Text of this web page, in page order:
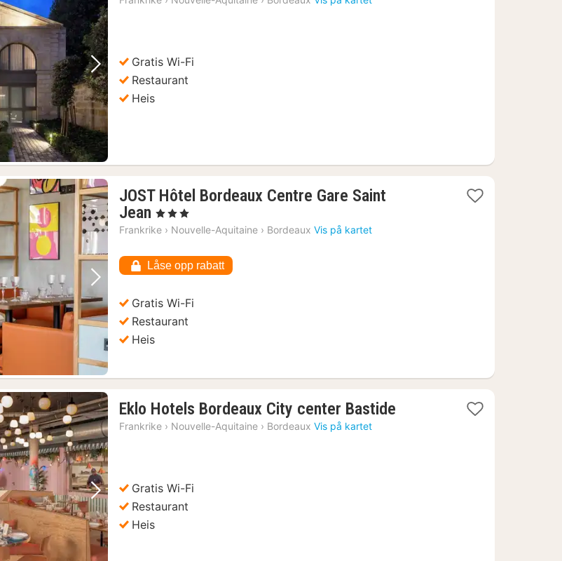
Neste bilde
Gratis Wi-Fi
Restaurant
Heis
Neste bilde
JOST Hôtel Bordeaux Centre Gare Saint
Jean 1
natt
880
kr.
, 3 Stjerner
Frankrike › Nouvelle-Aquitaine › Bordeaux Vis på kartet
Låse opp rabatt
Gratis Wi-Fi
Restaurant
Heis
Neste bilde
Eklo Hotels Bordeaux City center Bastide
Frankrike › Nouvelle-Aquitaine › Bordeaux Vis på kartet
Gratis Wi-Fi
Restaurant
Heis